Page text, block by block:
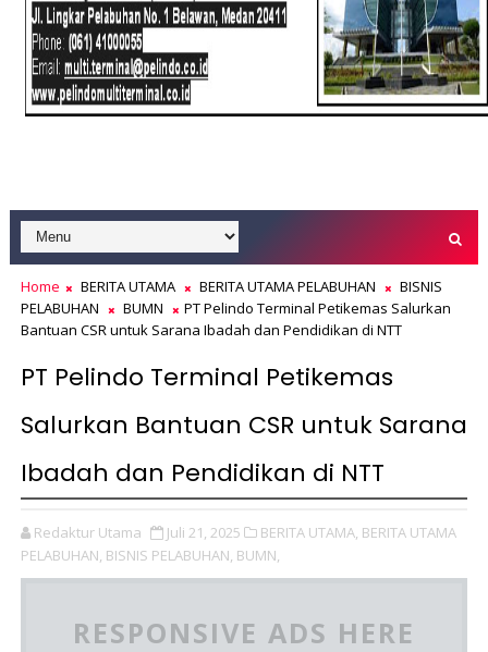
Home BERITA UTAMA BERITA UTAMA PELABUHAN
BISNIS
PELABUHAN
BUMN
PT Pelindo Terminal Petikemas Salurkan
Bantuan CSR untuk Sarana Ibadah dan Pendidikan di NTT
PT Pelindo Terminal Petikemas
Salurkan Bantuan CSR untuk Sarana
Ibadah dan Pendidikan di NTT
Redaktur Utama Juli 21, 2025 BERITA UTAMA, BERITA UTAMA
PELABUHAN, BISNIS PELABUHAN, BUMN,
RESPONSIVE ADS HERE